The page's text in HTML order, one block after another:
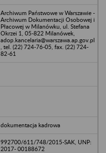
Archiwum Państwowe w Warszawie -
Archiwum Dokumentacji Osobowej i
Płacowej w Milanówku, ul. Stefana
Okrzei 1, 05-822 Milanówek,
adop.kancelaria@warszawa.ap.gov.pl
, tel. (22) 724-76-05, fax. (22) 724-
82-61
dokumentacja kadrowa
992700/611/748/2015-SAK, UNP:
2017- 00188672